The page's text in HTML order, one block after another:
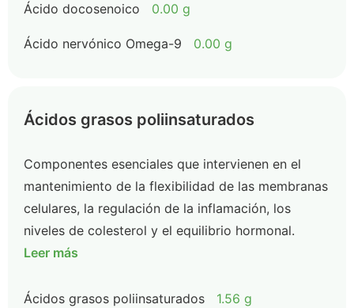
Ácido docosenoico 0.00 g
Ácido nervónico Omega-9 0.00 g
Ácidos grasos poliinsaturados
Componentes esenciales que intervienen en el
mantenimiento de la flexibilidad de las membranas
celulares, la regulación de la inflamación, los
niveles de colesterol y el equilibrio hormonal.
Leer más
Ácidos grasos poliinsaturados 1.56 g